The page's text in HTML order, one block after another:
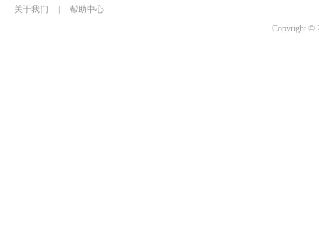
关于我们
帮助中心
Copyright ©